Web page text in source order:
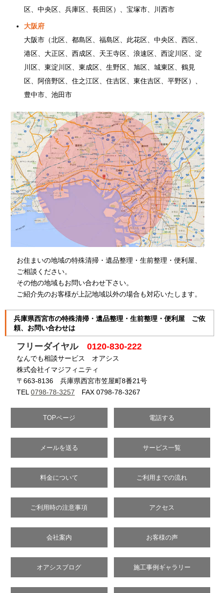
区、中央区、兵庫区、長田区）、宝塚市、川西市
大阪府
大阪市（北区、都島区、福島区、此花区、中央区、西区、
港区、大正区、西成区、天王寺区、浪速区、西淀川区、淀
川区、東淀川区、東成区、生野区、旭区、城東区、鶴見
区、阿倍野区、住之江区、住吉区、東住吉区、平野区）、
豊中市、池田市
お住まいの地域の特殊清掃・遺品整理・生前整理・便利屋、
ご相談ください。
その他の地域もお問い合わせ下さい。
ご紹介先のお客様が上記地域以外の場合も対応いたします。
兵庫県西宮市の特殊清掃・遺品整理・生前整理・便利屋 ご依
頼、お問い合わせは
フリーダイヤル 0120-830-222
なんでも相談サービス オアシス
株式会社イマジフィニティ
〒663-8136 兵庫県西宮市笠屋町8番21号
TEL 0798-78-3257 FAX 0798-78-3267
TOPページ 電話する
メールを送る サービス一覧
料金について ご利用までの流れ
ご利用時の注意事項 アクセス
会社案内 お客様の声
オアシスブログ 施工事例ギャラリー